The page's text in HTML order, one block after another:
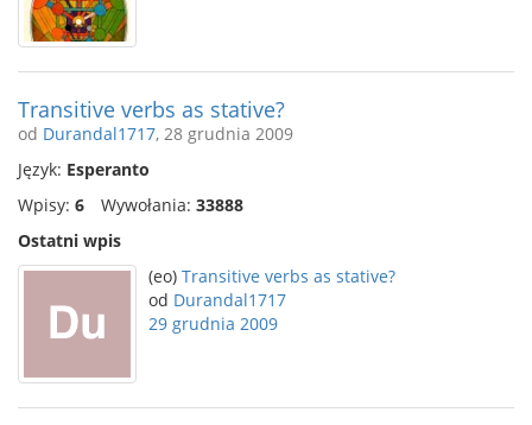
Transitive verbs as stative?
od Durandal1717, 28 grudnia 2009
Język: Esperanto
Wpisy: 6 Wywołania: 33888
Ostatni wpis
(eo) Transitive verbs as stative?
od Durandal1717
29 grudnia 2009